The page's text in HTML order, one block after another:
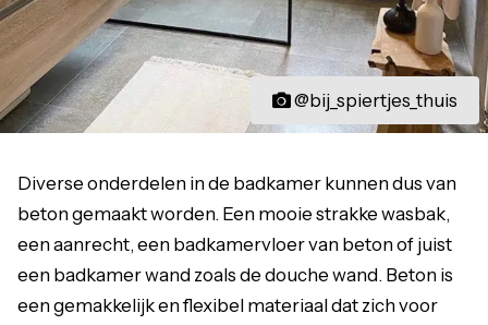
@bij_spiertjes_thuis
Diverse onderdelen in de badkamer kunnen dus van
beton gemaakt worden. Een mooie strakke wasbak,
een aanrecht, een badkamervloer van beton of juist
een badkamer wand zoals de douche wand. Beton is
een gemakkelijk en flexibel materiaal dat zich voor